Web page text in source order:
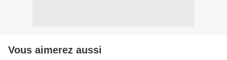
Vous aimerez aussi